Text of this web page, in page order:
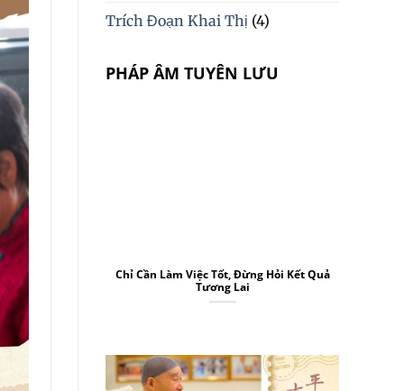
Trích Đoạn Khai Thị (4)
PHÁP ÂM TUYÊN LƯU
Chỉ Cần Làm Việc Tốt, Đừng Hỏi Kết Quả
Tương Lai